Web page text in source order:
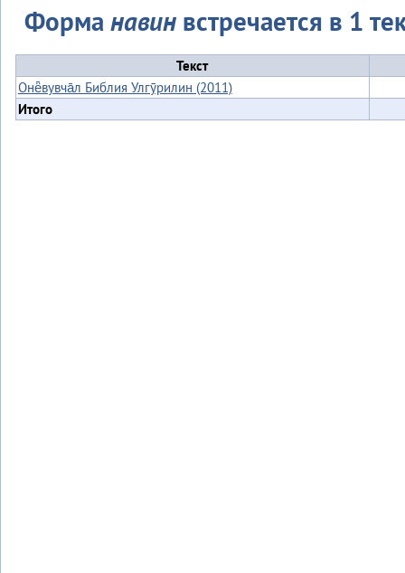
Форманавин встречается в 1
Текст
Онё̄вувча̄л Библия Улгӯрилин (2011)
Итого